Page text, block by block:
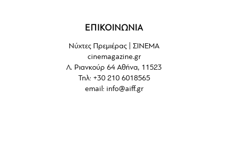
ΕΠΙΚΟΙΝΩΝΙΑ
Νύχτες Πρεμιέρας | ΣΙΝΕΜΑ
cinemagazine.gr
Λ. Ριανκούρ 64 Αθήνα, 11523
Τηλ: +30 210 6018565
email: info@aiff.gr